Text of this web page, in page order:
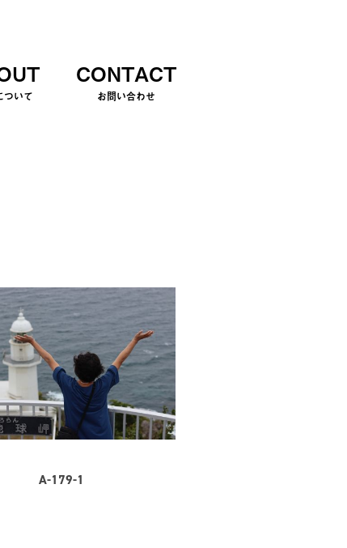
ついて
CONTACT
お問い合わせ
A-179-1